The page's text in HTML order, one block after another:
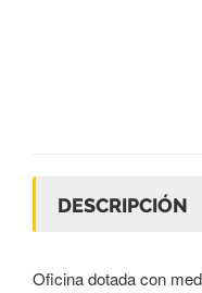
DESCRIPCIÓN
Oficina dotada con